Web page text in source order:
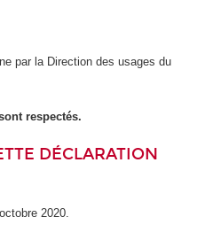
par la Direction des usages du
respectés.
DÉCLARATION
2020.